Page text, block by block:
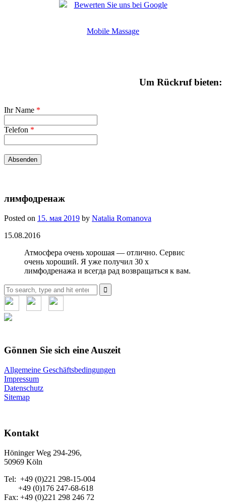
Bewerten Sie uns bei Google
Mobile Massage
Um Rückruf bieten:
Ihr Name *
Telefon *
лимфодренаж
Posted on 15. мая 2019 by Natalia Romanova
15.08.2016
Атмосфера очень хорошая — отлично. Сервис
очень хороший. Я уже получил 30 x
лимфодренажа и всегда рад возвращаться к вам.
Search
for:
Gönnen Sie sich eine Auszeit
Allgemeine Geschäftsbedingungen
Impressum
Datenschutz
Sitemap
Kontakt
Höninger Weg 294-296,
50969 Köln
Tel: +49 (0)221 298-15-004
+49 (0)176 247-68-618
Fax: +49 (0)221 298 246 72